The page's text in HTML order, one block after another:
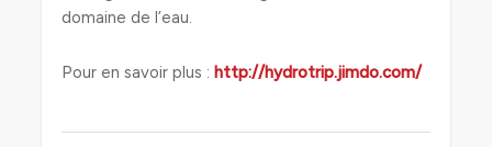
domaine de l’eau.
Pour en savoir plus :http://hydrotrip.jimdo.com/